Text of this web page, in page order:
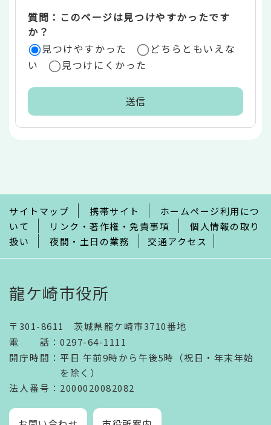
質問：このページは見つけやすかったです
か？
見つけやすかった
どちらともいえな
い
見つけにくかった
で
サイトマップ 携帯サイト
ホームページ利用につ
いて
リンク・著作権・免責事項
個人情報の取り
扱い
夜間・土日の業務 交通アクセス
龍ケ崎市役所
〒301-8611 茨城県龍ケ崎市3710番地
電話 ： 0297-64-1111
開庁時間 ： 平日 午前9時から午後5時（祝日・年末年始
を除く）
法人番号 ：2000020082082